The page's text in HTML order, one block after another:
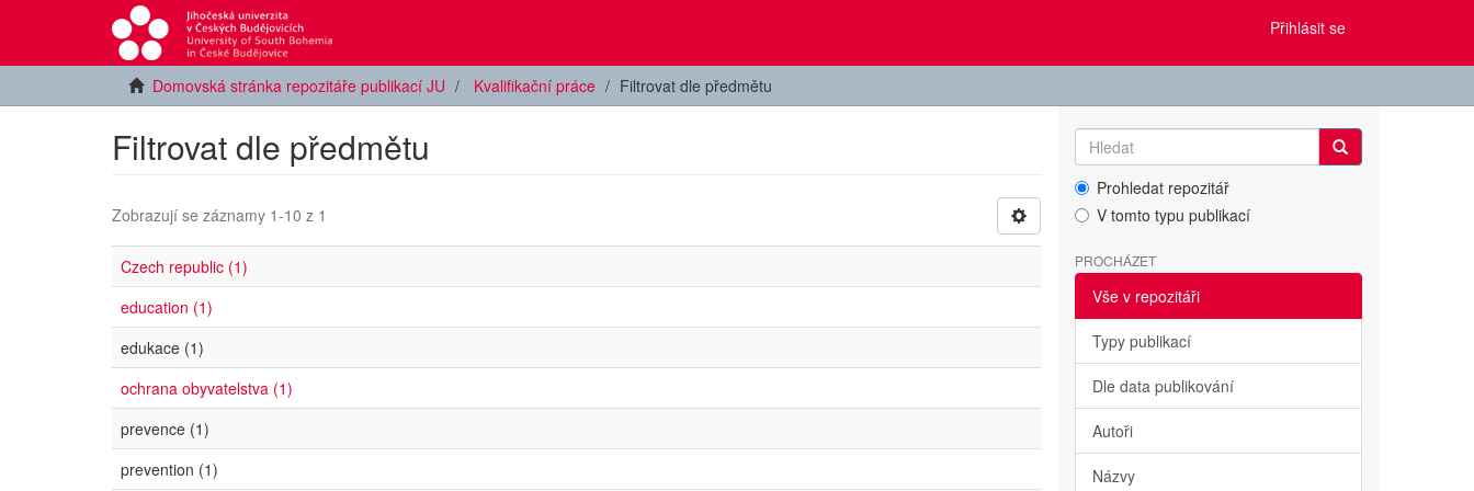
Přihlásit se
Domovská stránka repozitáře publikací JU Kvalifikační práce Filtrovat dle předmětu
Filtrovat dle předmětu
Zobrazují se záznamy 1-10 z 1
Czech republic (1)
education (1)
edukace (1)
ochrana obyvatelstva (1)
prevence (1)
prevention (1)
Prohledat repozitář
V tomto typu publikací
PROCHÁZET
Vše v repozitáři
Typy publikací
Dle data publikování
Autoři
Názvy